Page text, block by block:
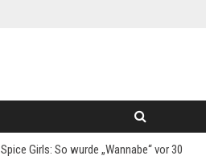
Spice Girls: So wurde „Wannabe“ vor 30